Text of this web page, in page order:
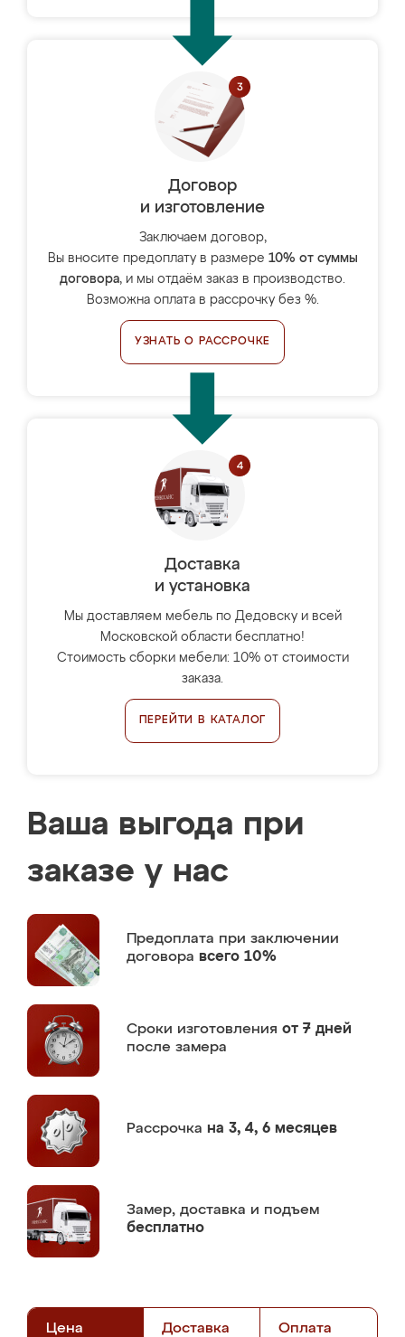
Договор
и изготовление
Заключаем договор,
Вы вносите предоплату в размере 10% от суммы
договора, и мы отдаём заказ в производство.
Возможна оплата в рассрочку без %.
УЗНАТЬ О РАССРОЧКЕ
Доставка
и установка
Мы доставляем мебель по Дедовску и всей
Московской области бесплатно!
Стоимость сборки мебели: 10% от стоимости
заказа.
ПЕРЕЙТИ В КАТАЛОГ
Ваша выгода при
заказе у нас
Предоплата при заключении
договора всего 10%
Сроки изготовления от 7 дней
после замера
Рассрочка на 3, 4, 6 месяцев
Замер, доставка и подъем
бесплатно
Цена Доставка Оплата